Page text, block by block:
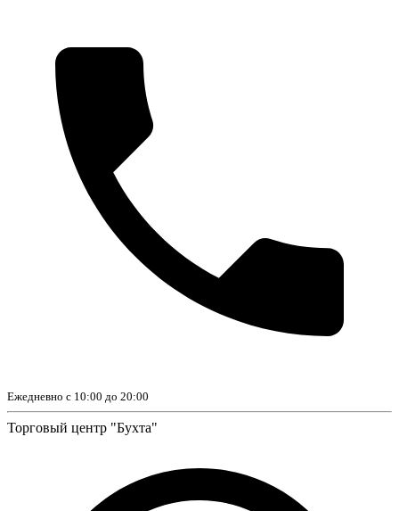
Ежедневно с 10:00 до 20:00
Торговый центр "Бухта"